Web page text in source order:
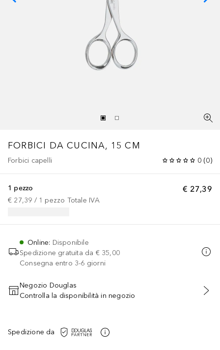
FORBICI DA CUCINA, 15 CM
Forbici capelli 0 (0)
€ 27,39
1 pezzo
€ 27,39 / 1 pezzo Totale IVA
Online: Disponibile
Spedizione gratuita da € 35,00
Consegna entro 3-6 giorni
AGGIUNGI AL CARRELLO
Negozio Douglas
Controlla la disponibilità in negozio
Spedizione da